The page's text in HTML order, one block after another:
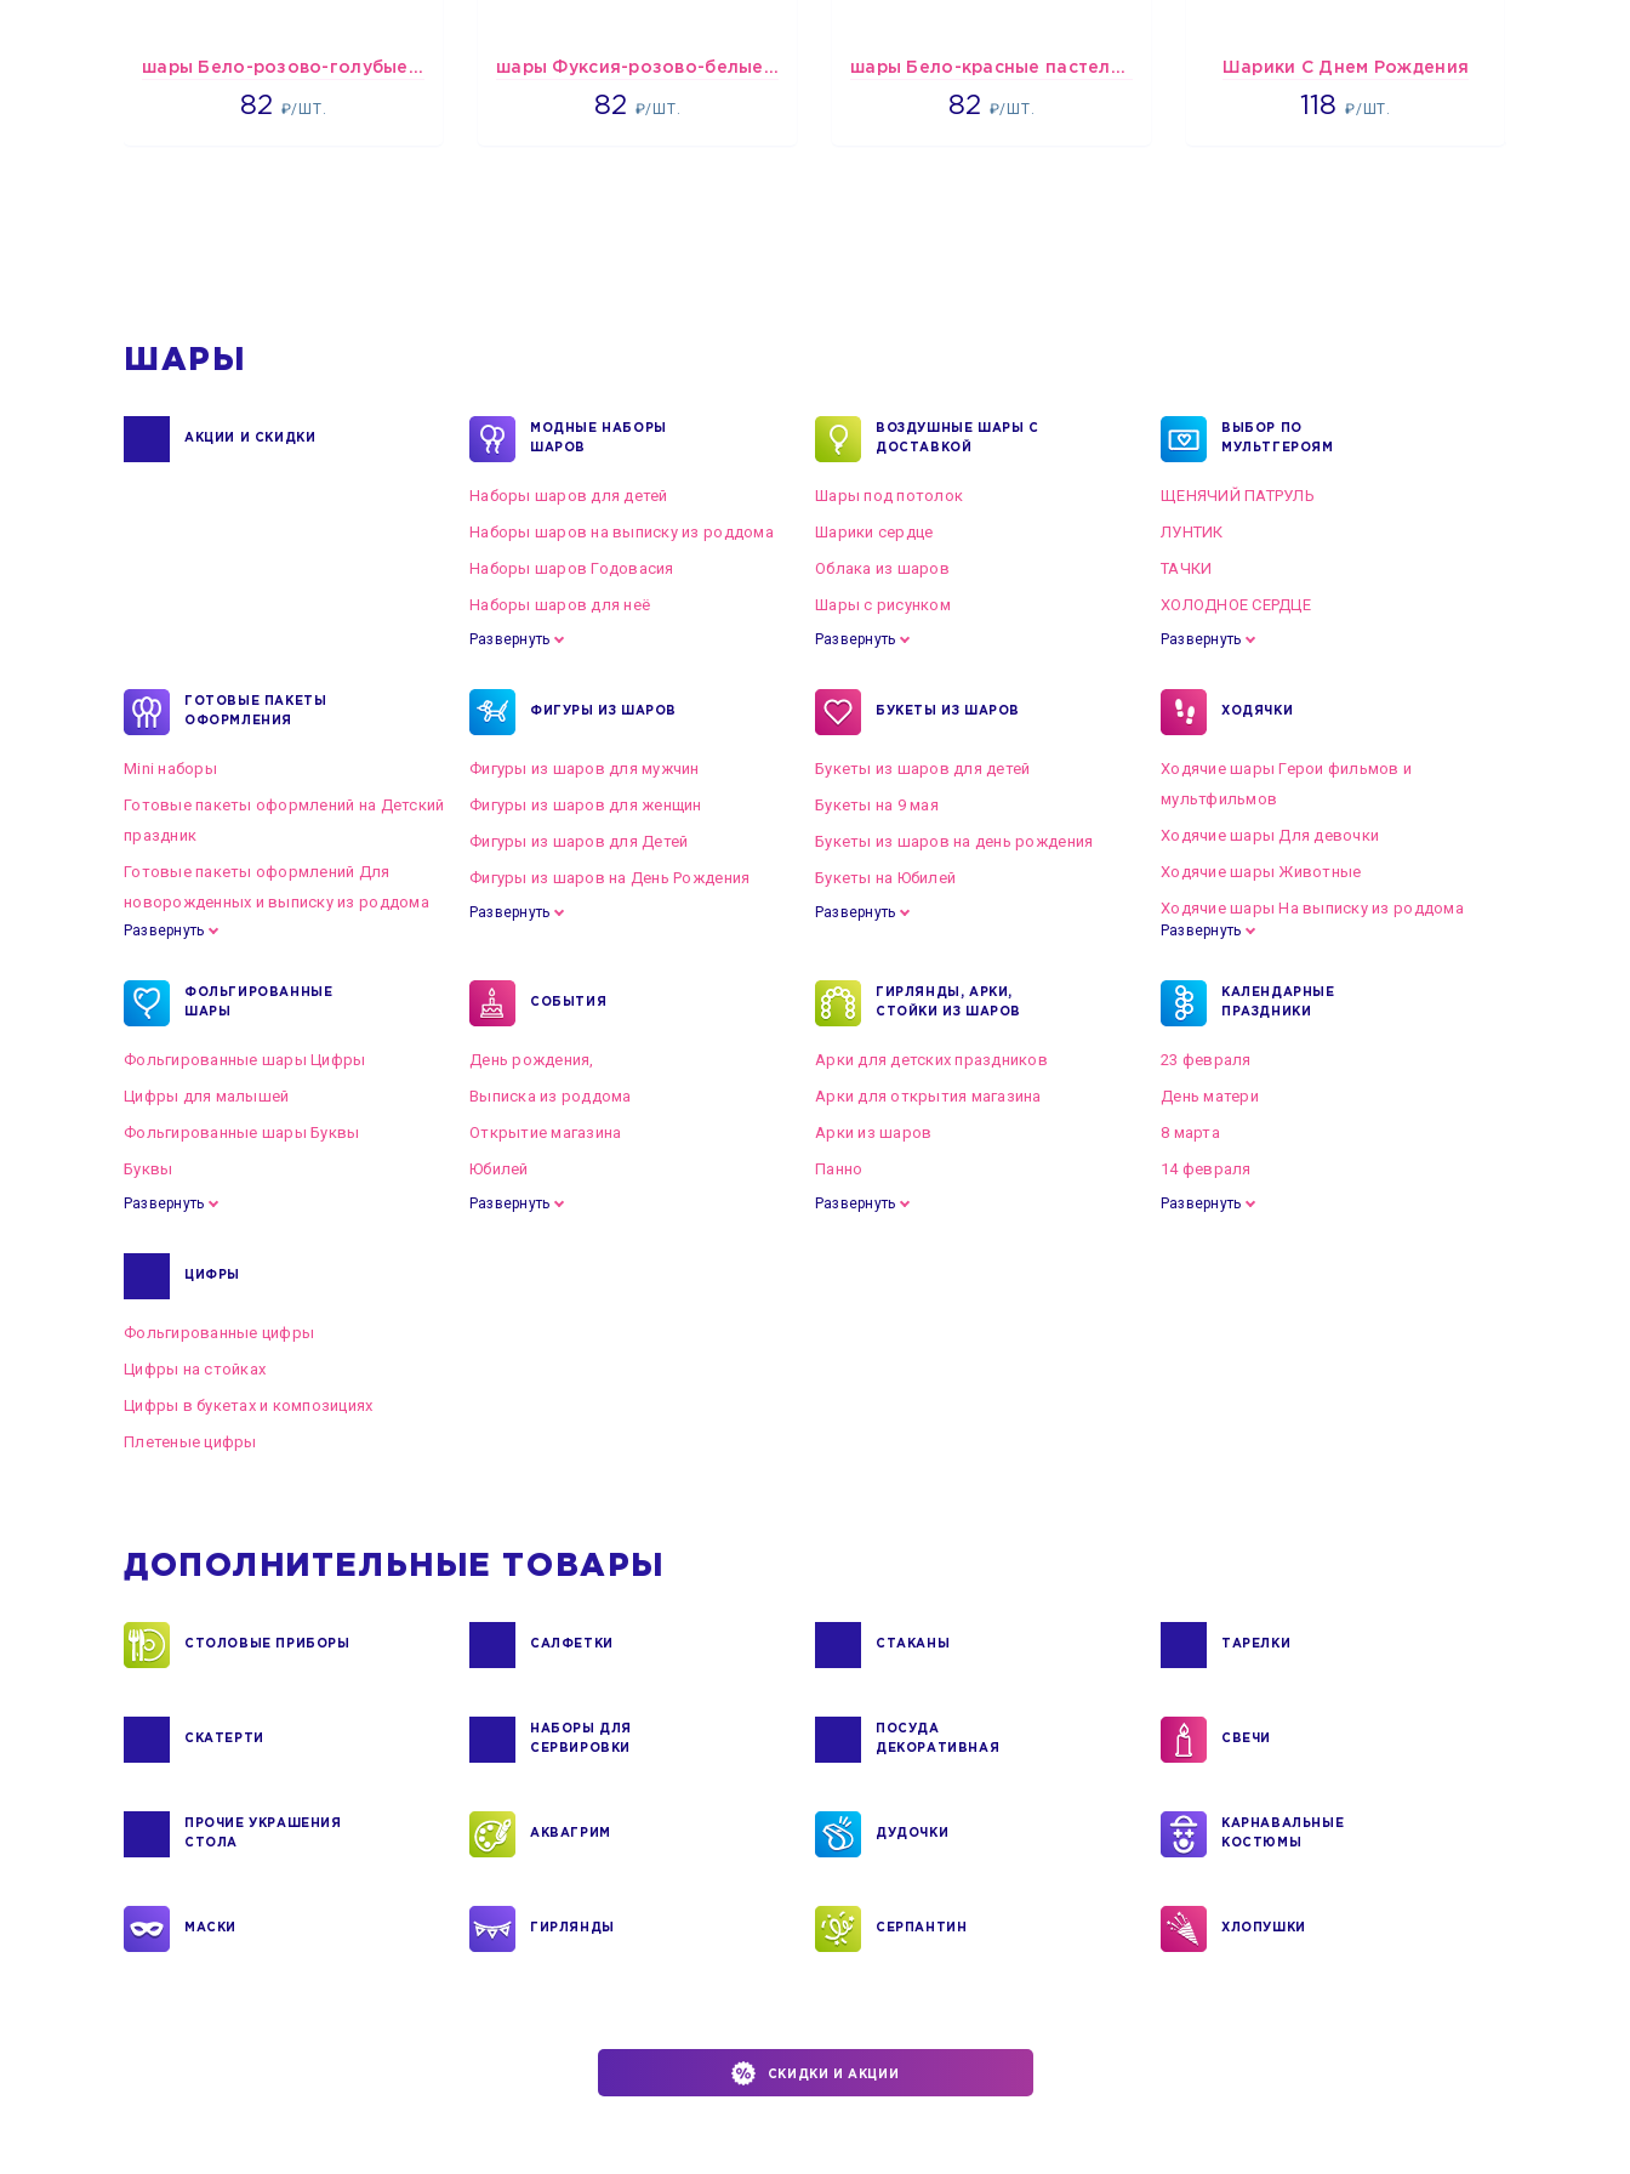
шары Бело-розово-голубые пастельные
82 ₽/ШТ.
1637 шары Фуксия-розово-белые пастельные
82 ₽/ШТ.
1637 шары Бело-красные пастельные
82 ₽/ШТ.
1637 Шарики С Днем Рождения
118₽/ШТ.
1808
ШАРЫ
АКЦИИ И СКИДКИ
МОДНЫЕ НАБОРЫ
ШАРОВ
Наборы шаров для детей
Наборы шаров на выписку из роддома
Наборы шаров Годовасия
Наборы шаров для неё
Развернуть
ВОЗДУШНЫЕ ШАРЫ С
ДОСТАВКОЙ
Шары под потолок
Шарики сердце
Облака из шаров
Шары с рисунком
Развернуть
ВЫБОР ПО
МУЛЬТГЕРОЯМ
ЩЕНЯЧИЙ ПАТРУЛЬ
ЛУНТИК
ТАЧКИ
ХОЛОДНОЕ СЕРДЦЕ
Развернуть
ГОТОВЫЕ ПАКЕТЫ
ОФОРМЛЕНИЯ
Mini наборы
Готовые пакеты оформлений на Детский
праздник
Готовые пакеты оформлений Для
новорожденных и выписку из роддома
Готовые пакеты оформлений на Свадьбу
Развернуть
ФИГУРЫ ИЗ ШАРОВ
Фигуры из шаров для мужчин
Фигуры из шаров для женщин
Фигуры из шаров для Детей
Фигуры из шаров на День Рождения
Развернуть
БУКЕТЫ ИЗ ШАРОВ
Букеты из шаров для детей
Букеты на 9 мая
Букеты из шаров на день рождения
Букеты на Юбилей
Развернуть
ХОДЯЧКИ
Ходячие шары Герои фильмов и
мультфильмов
Ходячие шары Для девочки
Ходячие шары Животные
Ходячие шары На выписку из роддома
Развернуть
ФОЛЬГИРОВАННЫЕ
ШАРЫ
Фольгированные шары Цифры
Цифры для малышей
Фольгированные шары Буквы
Буквы
Развернуть
СОБЫТИЯ
День рождения,
Выписка из роддома
Открытие магазина
Юбилей
Развернуть
ГИРЛЯНДЫ, АРКИ,
СТОЙКИ ИЗ ШАРОВ
Арки для детских праздников
Арки для открытия магазина
Арки из шаров
Панно
Развернуть
КАЛЕНДАРНЫЕ
ПРАЗДНИКИ
23 февраля
День матери
8 марта
14 февраля
Развернуть
ЦИФРЫ
Фольгированные цифры
Цифры на стойках
Цифры в букетах и композициях
Плетеные цифры
ДОПОЛНИТЕЛЬНЫЕ ТОВАРЫ
СТОЛОВЫЕ ПРИБОРЫ САЛФЕТКИ СТАКАНЫ ТАРЕЛКИ
СКАТЕРТИ
НАБОРЫ ДЛЯ
СЕРВИРОВКИ
ПОСУДА
ДЕКОРАТИВНАЯ
СВЕЧИ
ПРОЧИЕ УКРАШЕНИЯ
СТОЛА
АКВАГРИМ ДУДОЧКИ
КАРНАВАЛЬНЫЕ
КОСТЮМЫ
МАСКИ ГИРЛЯНДЫ СЕРПАНТИН ХЛОПУШКИ
СКИДКИ И АКЦИИ